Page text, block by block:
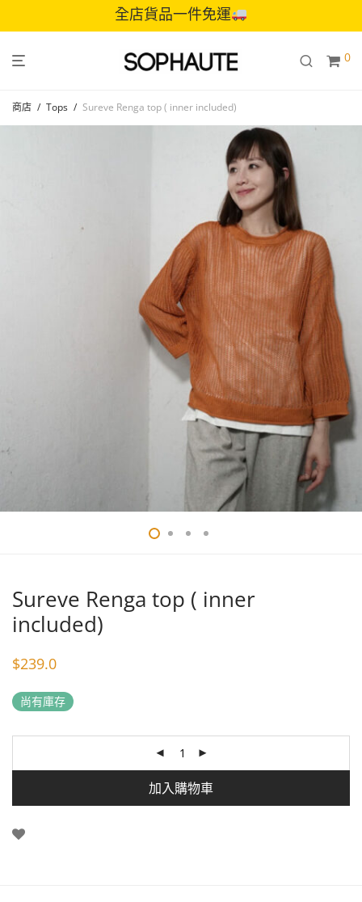
全店貨品一件免運
0
商店 / Tops / Sureve Renga top ( inner included)
Sureve Renga top ( inner
included)
$239.0
尚有庫存
加入購物車